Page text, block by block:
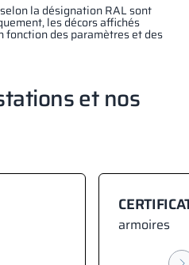
la désignation RAL sont
les décors affichés
fonction des paramètres et des
et nos
armoires